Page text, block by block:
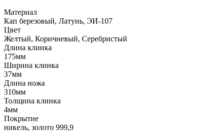
Материал
Кап березовый, Латунь, ЭИ-107
Цвет
Желтый, Коричневый, Серебристый
Длина клинка
175мм
Ширина клинка
37мм
Длина ножа
310мм
Толщина клинка
4мм
Покрытие
никель, золото 999,9